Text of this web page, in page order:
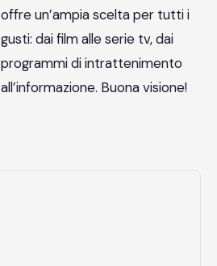
offre un’ampia scelta per tutti i
gusti: dai film alle serie tv, dai
programmi di intrattenimento
all’informazione. Buona visione!